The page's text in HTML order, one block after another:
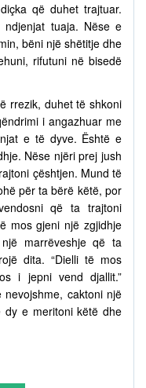
që duhet trajtuar.
tuaja. Nëse e
bëni një shëtitje dhe
rifutuni në bisedë
rrezik, duhet të shkoni
i angazhuar me
e të dyve. Është e
Nëse njëri prej jush
çështjen. Mund të
për ta bërë këtë, por
që ta trajtoni
mos gjeni një zgjidhje
marrëveshje që ta
dita. “Dielli të mos
i jepni vend djallit.”
caktoni një
dy e meritoni këtë dhe